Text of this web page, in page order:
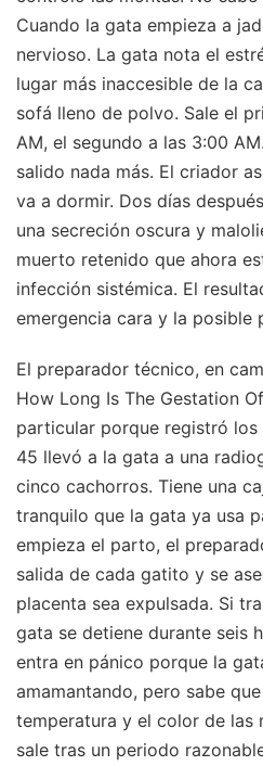
Cuando la gata empieza a
nervioso. La gata nota el
lugar más inaccesible de la
sofá lleno de polvo. Sale el
AM, el segundo a las 3:00
salido nada más. El criador
va a dormir. Dos días
una secreción oscura y
muerto retenido que ahora
infección sistémica. El
emergencia cara y la posible
El preparador técnico, en
How Long Is The Gestation
particular porque registró los
45 llevó a la gata a una
cinco cachorros. Tiene una
tranquilo que la gata ya usa
empieza el parto, el
salida de cada gatito y se
placenta sea expulsada. Si
gata se detiene durante seis
entra en pánico porque la
amamantando, pero sabe
temperatura y el color de las
sale tras un periodo